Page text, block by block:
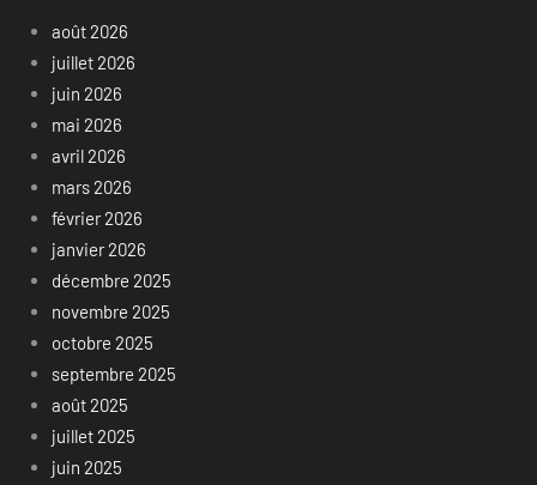
août 2026
juillet 2026
juin 2026
mai 2026
avril 2026
mars 2026
février 2026
janvier 2026
décembre 2025
novembre 2025
octobre 2025
septembre 2025
août 2025
juillet 2025
juin 2025